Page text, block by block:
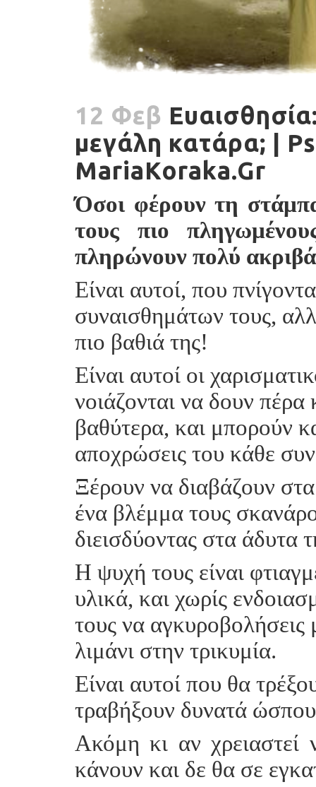
12 Φεβ
μεγάλη κατάρα; |
MariaKoraka.Gr
Όσοι φέρουν τη
τους πιο
πληρώνουν πολύ
Είναι αυτοί, που
συναισθημάτων τους,
πιο βαθιά της!
Είναι αυτοί οι
νοιάζονται να δουν
βαθύτερα, και μπορούν
αποχρώσεις του κάθε
Ξέρουν να διαβάζουν
ένα βλέμμα τους
διεισδύοντας στα άδυτα
Η ψυχή τους είναι
υλικά, και χωρίς
τους να
λιμάνι στην τρικυμία.
Είναι αυτοί που θα
τραβήξουν δυνατά
Ακόμη κι αν
κάνουν και δε θα σε